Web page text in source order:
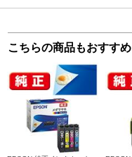
こちらの商品もおすすめ